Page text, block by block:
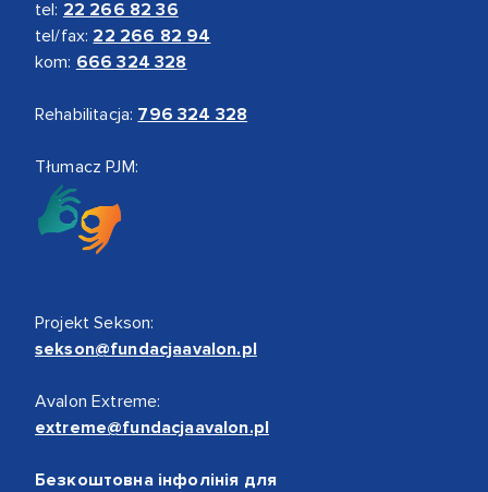
tel: 22 266 82 36
tel/fax: 22 266 82 94
kom: 666 324 328
Rehabilitacja: 796 324 328
Tłumacz PJM:
Projekt Sekson:
sekson@fundacjaavalon.pl
Avalon Extreme:
extreme@fundacjaavalon.pl
Безкоштовна інфолінія для